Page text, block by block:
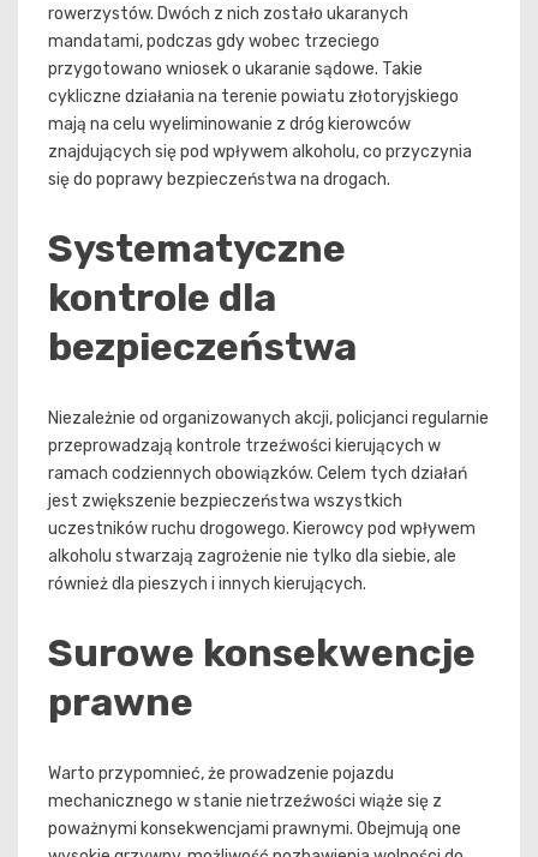
rowerzystów. Dwóch z nich zostało ukaranych
mandatami, podczas gdy wobec trzeciego
przygotowano wniosek o ukaranie sądowe. Takie
cykliczne działania na terenie powiatu złotoryjskiego
mają na celu wyeliminowanie z dróg kierowców
znajdujących się pod wpływem alkoholu, co przyczynia
się do poprawy bezpieczeństwa na drogach.
Systematyczne
kontrole dla
bezpieczeństwa
Niezależnie od organizowanych akcji, policjanci regularnie
przeprowadzają kontrole trzeźwości kierujących w
ramach codziennych obowiązków. Celem tych działań
jest zwiększenie bezpieczeństwa wszystkich
uczestników ruchu drogowego. Kierowcy pod wpływem
alkoholu stwarzają zagrożenie nie tylko dla siebie, ale
również dla pieszych i innych kierujących.
Surowe konsekwencje
prawne
Warto przypomnieć, że prowadzenie pojazdu
mechanicznego w stanie nietrzeźwości wiąże się z
poważnymi konsekwencjami prawnymi. Obejmują one